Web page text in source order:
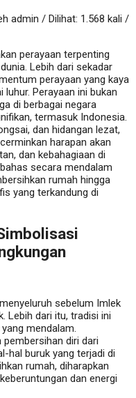
admin / Dilihat: 1.568 kali /
perayaan terpenting
Lebih dari sekadar
perayaan yang kaya
Perayaan ini bukan
di berbagai negara
termasuk Indonesia.
dan hidangan lezat,
harapan akan
dan kebahagiaan di
secara mendalam
rumah hingga
yang terkandung di
sebelum Imlek
Lebih dari itu, tradisi ini
mendalam.
diri dari
hal buruk yang terjadi di
rumah, diharapkan
dan energi